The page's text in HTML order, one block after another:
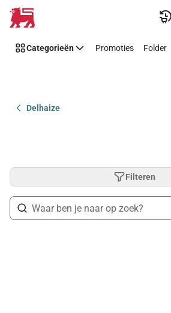
Overslaan
Categorieën Promoties Folder
Delhaize
Filteren